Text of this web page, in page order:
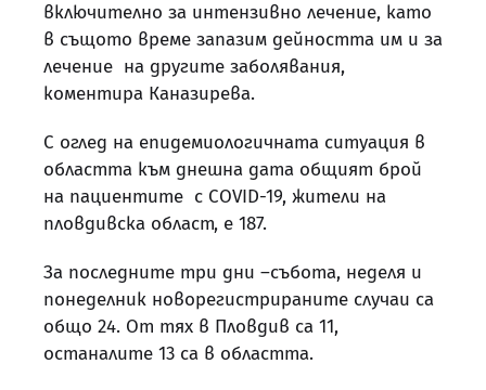
включително за интензивно лечение, като
в същото време запазим дейността им и за
лечение на другите заболявания,
коментира Каназирева.
С оглед на епидемиологичната ситуация в
областта към днешна дата общият брой
на пациентите с COVID-19, жители на
пловдивска област, е 187.
За последните три дни –събота, неделя и
понеделник новорегистрираните случаи са
общо 24. От тях в Пловдив са 11,
останалите 13 са в областта.